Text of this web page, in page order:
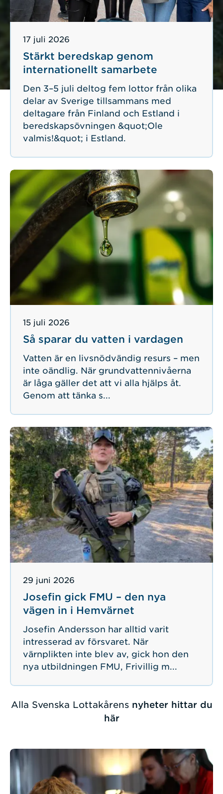
Stärkt beredskap genom
internationellt samarbete
Publicerad
17 juli 2026
Den 3–5 juli deltog fem lottor från olika
delar av Sverige tillsammans med
deltagare från Finland och Estland i
beredskapsövningen &quot;Ole
valmis!&quot; i Estland.
Så sparar du vatten i vardagen
Publicerad
15 juli 2026
Vatten är en livsnödvändig resurs – men
inte oändlig. När grundvattennivåerna
är låga gäller det att vi alla hjälps åt.
Genom att tänka s...
Josefin gick FMU – den nya
vägen in i Hemvärnet
Publicerad
29 juni 2026
Josefin Andersson har alltid varit
intresserad av försvaret. När
värnplikten inte blev av, gick hon den
nya utbildningen FMU, Frivillig m...
Alla Svenska Lottakårens nyheter hittar du
här